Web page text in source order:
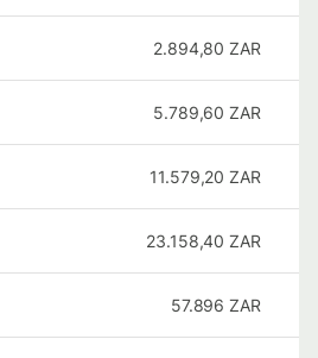
2.894,80 ZAR
5.789,60 ZAR
11.579,20 ZAR
23.158,40 ZAR
57.896 ZAR